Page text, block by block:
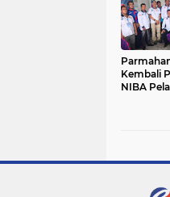
Kembali
NIBA